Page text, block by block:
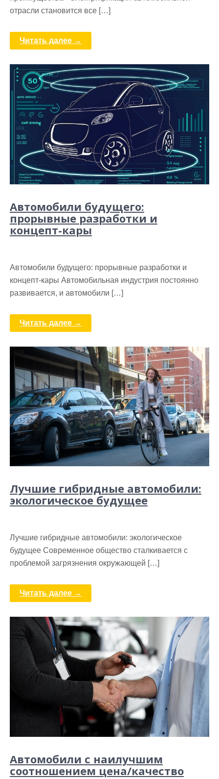
отрасли становится все […]
Читать далее →
Автомобили будущего:
прорывные разработки и
концепт-кары
Автомобили будущего: прорывные разработки и
концепт-кары Автомобильная индустрия постоянно
развивается, и автомобили […]
Читать далее →
Лучшие гибридные автомобили:
экологическое будущее
Лучшие гибридные автомобили: экологическое
будущее Современное общество сталкивается с
проблемой загрязнения окружающей […]
Читать далее →
Автомобили с наилучшим
соотношением цена/качество